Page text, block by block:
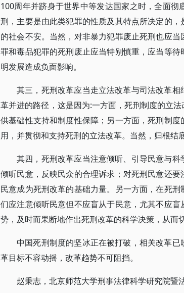
100周年并跻身于世界中等发达国家之时，全面
刑，主要是由此类犯罪的性质及其特点所决定的
的社会不安。当然，对非暴力犯罪废止死刑也应
罪和毒品犯罪的死刑废止应当特别慎重，应当等
明发展造成负面影响。
其三，死刑改革应当走立法改革与司法改革
革并进的路径，这是因为:一方面，死刑制度的立
供基础性支持和制度性保障；另一方面，死刑制
用，并贯彻和支持死刑的立法改革。当然，归根结
其四，死刑改革应当注意倾听、引导民意与
倾听民意，反映民众的合理诉求；对死刑民意还
民意成为死刑改革的基础力量。另一方面，在死
们应注意倾听民意但不应盲从于民意，尤其不应
势，及时而果断地作出死刑改革的科学决策，从而
中国死刑制度的坚冰正在被打破，相关改革
革目标不容动摇，改革趋势不可阻挡。
赵秉志，北京师范大学刑事法律科学研究院暨